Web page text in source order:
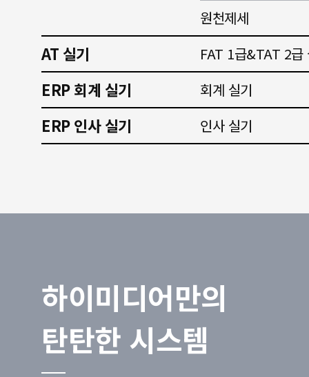
원천제세
AT 실기 FAT 1급&TAT 2급
ERP 회계 실기 회계 실기
ERP 인사 실기 인사 실기
하이미디어만의
탄탄한 시스템